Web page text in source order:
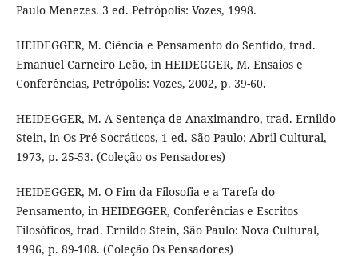
Paulo Menezes. 3 ed. Petrópolis: Vozes, 1998.
HEIDEGGER, M. Ciência e Pensamento do Sentido, trad.
Emanuel Carneiro Leão, in HEIDEGGER, M. Ensaios e
Conferências, Petrópolis: Vozes, 2002, p. 39-60.
HEIDEGGER, M. A Sentença de Anaximandro, trad. Ernildo
Stein, in Os Pré-Socráticos, 1 ed. São Paulo: Abril Cultural,
1973, p. 25-53. (Coleção os Pensadores)
HEIDEGGER, M. O Fim da Filosofia e a Tarefa do
Pensamento, in HEIDEGGER, Conferências e Escritos
Filosóficos, trad. Ernildo Stein, São Paulo: Nova Cultural,
1996, p. 89-108. (Coleção Os Pensadores)